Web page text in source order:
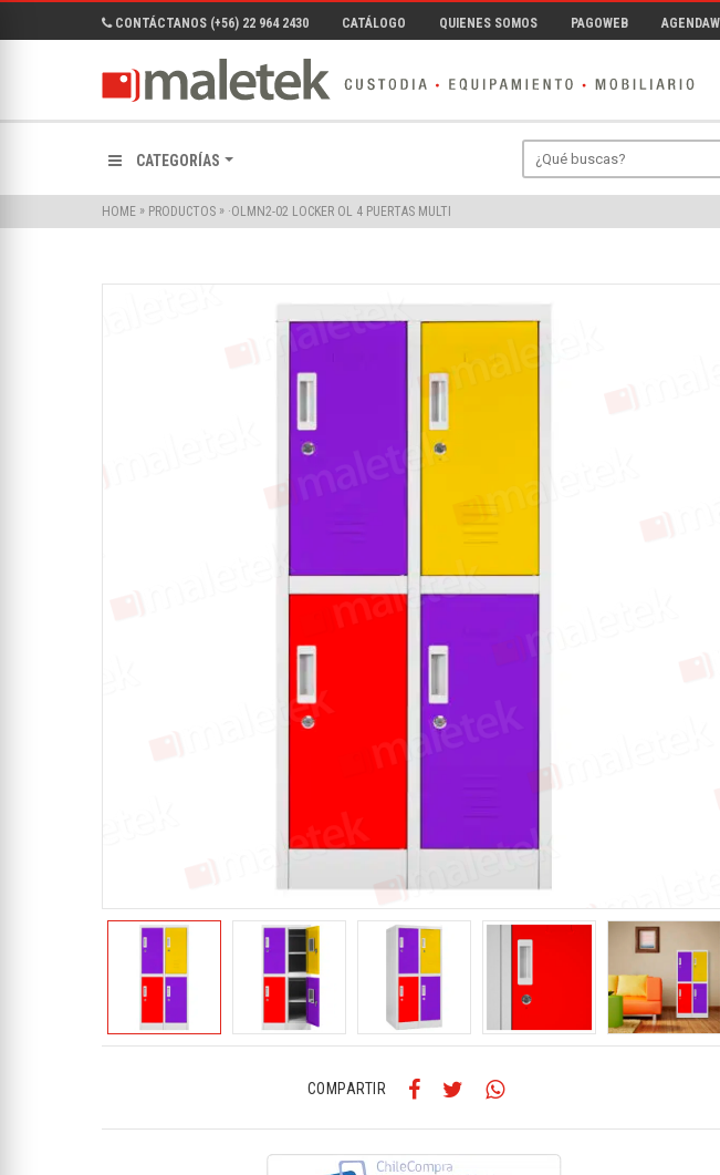
CONTÁCTANOS (+56) 22 964 2430 CATÁLOGO QUIENES SOMOS PAGOWEB
CATEGORÍAS
HOME » PRODUCTOS » ·OLMN2-02 LOCKER OL 4 PUERTAS MULTI
COMPARTIR